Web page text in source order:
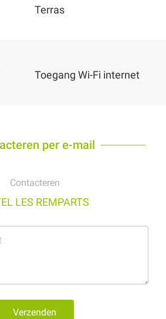
Terras
Toegang Wi-Fi internet
per e-mail
Contacteren
LES REMPARTS
Verzenden